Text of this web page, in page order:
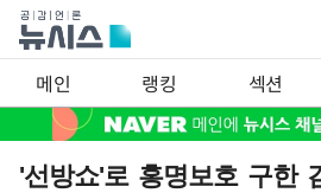
메인 랭킹 섹션
'선방쇼'로 홍명보호 구한